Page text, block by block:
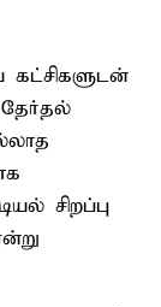
கட்சிகளுடன்
தேர்தல்
சிறப்பு